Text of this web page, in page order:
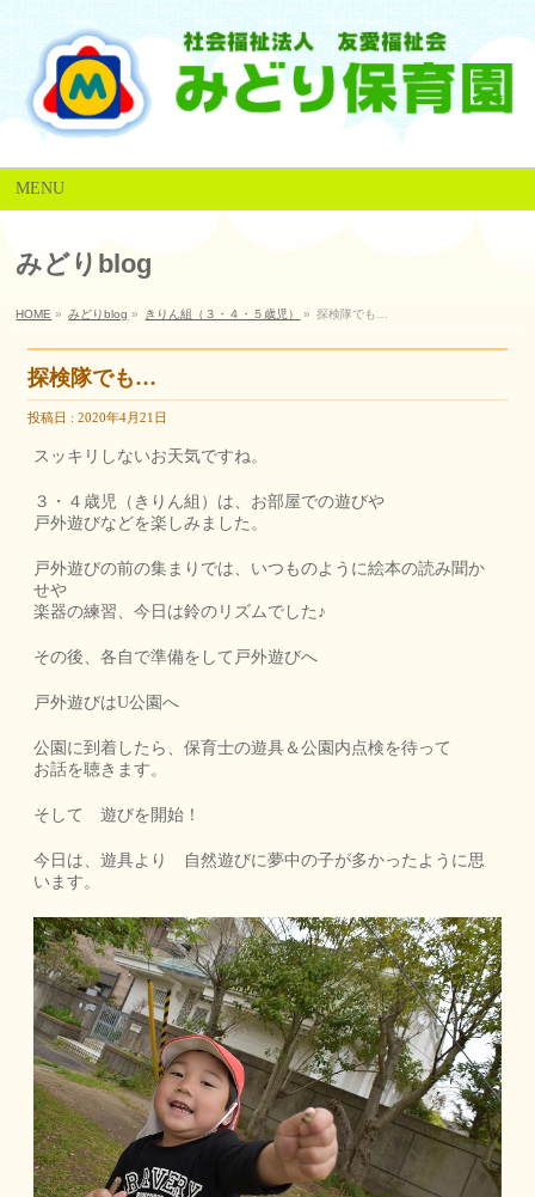
MENU
みどりblog
HOME » みどりblog » きりん組（３・４・５歳児） » 探検隊でも…
探検隊でも…
投稿日 : 2020年4月21日
スッキリしないお天気ですね。
３・４歳児（きりん組）は、お部屋での遊びや
戸外遊びなどを楽しみました。
戸外遊びの前の集まりでは、いつものように絵本の読み聞か
せや
楽器の練習、今日は鈴のリズムでした♪
その後、各自で準備をして戸外遊びへ
戸外遊びはU公園へ
公園に到着したら、保育士の遊具＆公園内点検を待って
お話を聴きます。
そして 遊びを開始！
今日は、遊具より 自然遊びに夢中の子が多かったように思
います。